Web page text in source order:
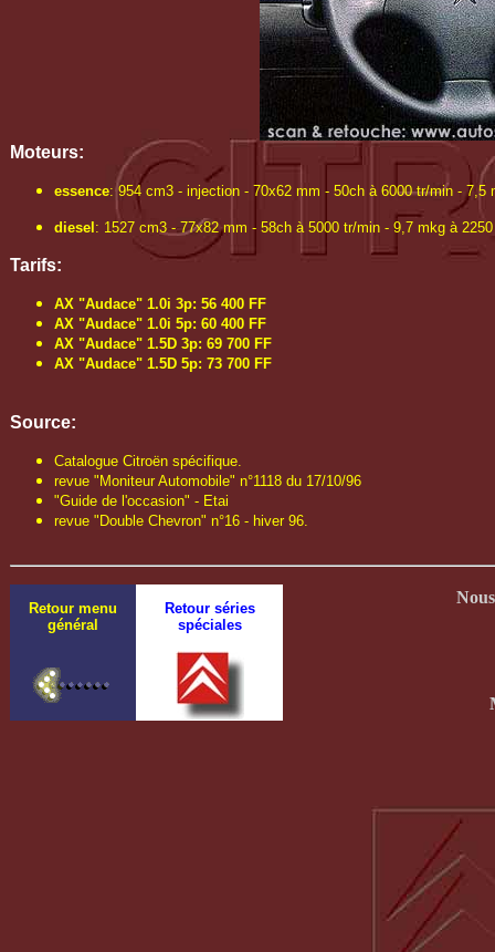
Moteurs:
essence: 954 cm3 - injection - 70x62 mm - 50ch à 6000 tr/min -
diesel : 1527 cm3 - 77x82 mm - 58ch à 5000 tr/min - 9,7 mkg à
Tarifs:
AX "Audace" 1.0i 3p: 56 400 FF
AX "Audace" 1.0i 5p: 60 400 FF
AX "Audace" 1.5D 3p: 69 700 FF
AX "Audace" 1.5D 5p: 73 700 FF
Source:
Catalogue Citroën spécifique.
revue "Moniteur Automobile" n°1118 du 17/10/96
"Guide de l'occasion" - Etai
revue "Double Chevron" n°16 - hiver 96.
Retour menu
général
Retour séries
spéciales